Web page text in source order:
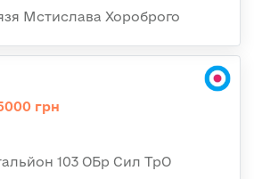
Мстислава Хороброго
грн
103 ОБр Сил ТрО